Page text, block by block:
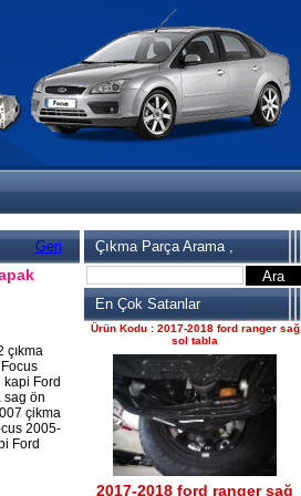
Geri
çıkma
kapi Ford
sag ön
çikma
2005-
Ford
Çıkma Parça Arama ,
En Çok Satanlar
2017-2018 ford ranger 2.2
komple motor
Ürün Kodu : 2017-2018 ford ranger
dirksiyon simidi
2017-2018 ford ranger
dirksiyon simidi
Ürün Kodu : 2017-2018 ford ranger sağ
sol tabla
2017-2018 ford ranger sağ